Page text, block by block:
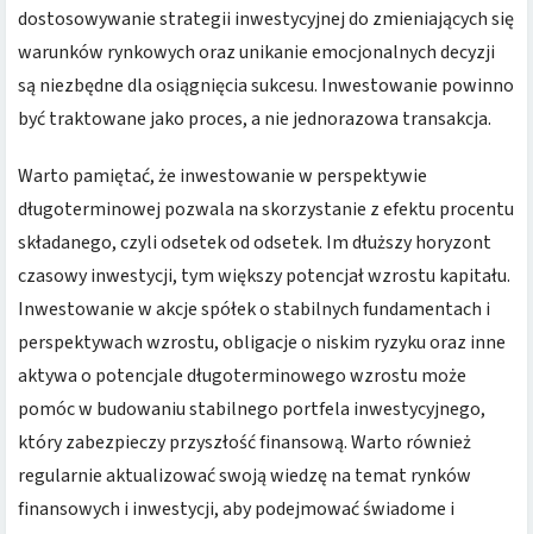
dostosowywanie strategii inwestycyjnej do zmieniających się
warunków rynkowych oraz unikanie emocjonalnych decyzji
są niezbędne dla osiągnięcia sukcesu. Inwestowanie powinno
być traktowane jako proces, a nie jednorazowa transakcja.
Warto pamiętać, że inwestowanie w perspektywie
długoterminowej pozwala na skorzystanie z efektu procentu
składanego, czyli odsetek od odsetek. Im dłuższy horyzont
czasowy inwestycji, tym większy potencjał wzrostu kapitału.
Inwestowanie w akcje spółek o stabilnych fundamentach i
perspektywach wzrostu, obligacje o niskim ryzyku oraz inne
aktywa o potencjale długoterminowego wzrostu może
pomóc w budowaniu stabilnego portfela inwestycyjnego,
który zabezpieczy przyszłość finansową. Warto również
regularnie aktualizować swoją wiedzę na temat rynków
finansowych i inwestycji, aby podejmować świadome i